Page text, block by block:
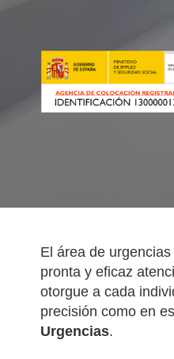
El área de
pronta y eficaz
otorgue a cada
precisión como en
Urgencias.